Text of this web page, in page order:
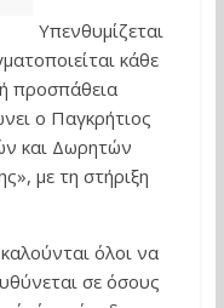
Υπενθυμίζεται
κάθε
προσπάθεια
ο Παγκρήτιος
και Δωρητών
με τη στήριξη
όλοι να
σε όσους